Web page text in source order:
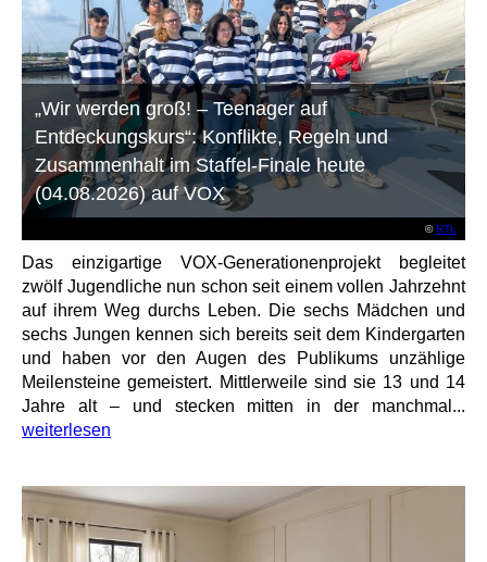
©RTL
„Wir werden groß! – Teenager auf
Entdeckungskurs“: Konflikte, Regeln und
Zusammenhalt im Staffel-Finale heute
(04.08.2026) auf VOX
Das einzigartige VOX-Generationenprojekt begleitet
zwölf Jugendliche nun schon seit einem vollen Jahrzehnt
auf ihrem Weg durchs Leben. Die sechs Mädchen und
sechs Jungen kennen sich bereits seit dem Kindergarten
und haben vor den Augen des Publikums unzählige
Meilensteine gemeistert. Mittlerweile sind sie 13 und 14
Jahre alt – und stecken mitten in der manchmal...
weiterlesen